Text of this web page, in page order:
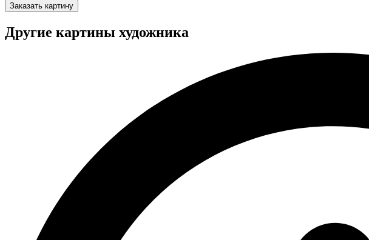
Заказать картину
Другие картины художника